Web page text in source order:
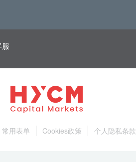
常用表单 Cookies政策 个人隐私条款